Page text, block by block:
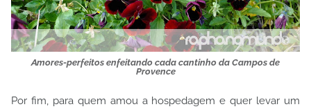
Amores-perfeitos enfeitando cada cantinho da Campos de
Provence
Por fim, para quem amou a hospedagem e quer levar um